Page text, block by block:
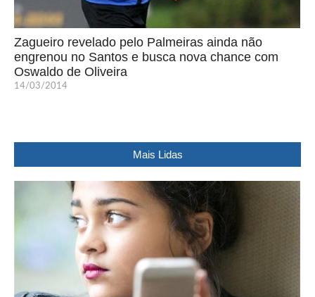
Zagueiro revelado pelo Palmeiras ainda não
engrenou no Santos e busca nova chance com
Oswaldo de Oliveira
14/03/2014
Mais Lidas